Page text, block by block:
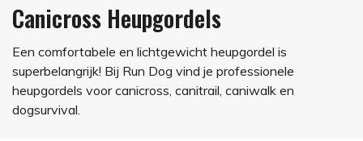
Canicross Heupgordels
Een comfortabele en lichtgewicht heupgordel is
superbelangrijk! Bij Run Dog vind je professionele
heupgordels voor canicross, canitrail, caniwalk en
dogsurvival.